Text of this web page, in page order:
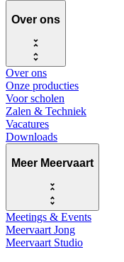
Over ons
Over ons
Onze producties
Voor scholen
Zalen & Techniek
Vacatures
Downloads
Meer Meervaart
Meetings & Events
Meervaart Jong
Meervaart Studio